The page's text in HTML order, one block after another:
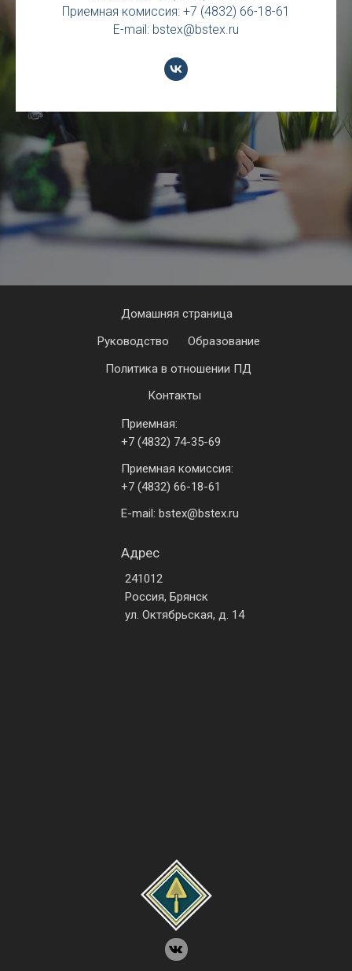
Приемная комиссия: +7 (4832) 66-18-61
E-mail: bstex@bstex.ru
Домашняя страница
Образование
Руководство
Адрес
241012
Россия, Брянск
ул. Октябрьская, д. 14
Контакты
Приемная:
+7 (4832) 74-35-69
Приемная комиссия:
+7 (4832) 66-18-61
E-mail: bstex@bstex.ru
Политика в отношении ПД